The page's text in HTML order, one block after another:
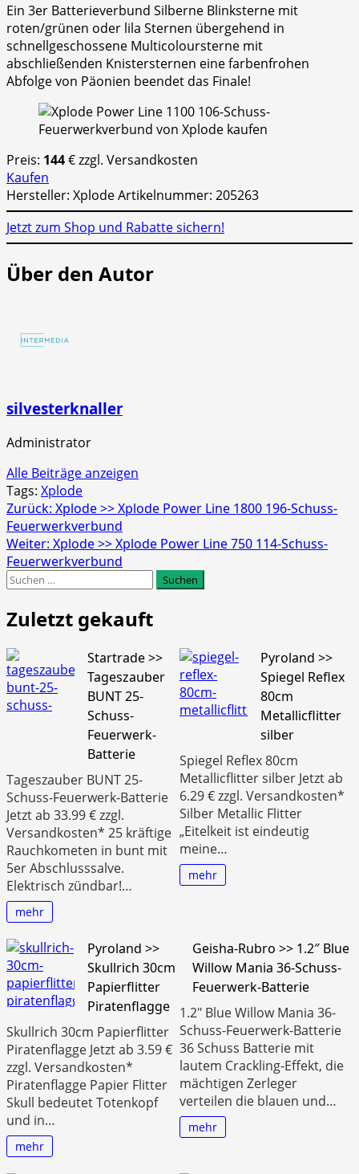
Ein 3er Batterieverbund Silberne Blinksterne mit
roten/grünen oder lila Sternen übergehend in
schnellgeschossene Multicoloursterne mit
abschließenden Knistersternen eine farbenfrohen
Abfolge von Päonien beendet das Finale!
Preis: 144€ zzgl. Versandkosten
Kaufen
Hersteller: Xplode Artikelnummer: 205263
Jetzt zum Shop und Rabatte sichern!
Über den Autor
silvesterknaller
Administrator
Alle Beiträge anzeigen
Tags: Xplode
Beitragsnavigation
Zurück: Xplode >> Xplode Power Line 1800 196-Schuss-
Feuerwerkverbund
Weiter: Xplode >> Xplode Power Line 750 114-Schuss-
Feuerwerkverbund
Suchen
Zuletzt gekauft
Startrade >>
Tageszauber
BUNT 25-
Schuss-
Feuerwerk-
Batterie
Tageszauber BUNT 25-
Schuss-Feuerwerk-Batterie
Jetzt ab 33.99 € zzgl.
Versandkosten* 25 kräftige
Rauchkometen in bunt mit
5er Abschlusssalve.
Elektrisch zündbar!…
mehr
Pyroland >>
Spiegel Reflex
80cm
Metallicflitter
silber
Spiegel Reflex 80cm
Metallicflitter silber Jetzt ab
6.29 € zzgl. Versandkosten*
Silber Metallic Flitter
„Eitelkeit ist eindeutig
meine…
mehr
Pyroland >>
Skullrich 30cm
Papierflitter
Piratenflagge
Skullrich 30cm Papierflitter
Piratenflagge Jetzt ab 3.59 €
zzgl. Versandkosten*
Piratenflagge Papier Flitter
Skull bedeutet Totenkopf
und in…
mehr
Geisha-Rubro >> 1.2″ Blue
Willow Mania 36-Schuss-
Feuerwerk-Batterie
1.2″ Blue Willow Mania 36-
Schuss-Feuerwerk-Batterie
36 Schuss Batterie mit
lautem Crackling-Effekt, die
mächtigen Zerleger
verteilen die blauen und…
mehr